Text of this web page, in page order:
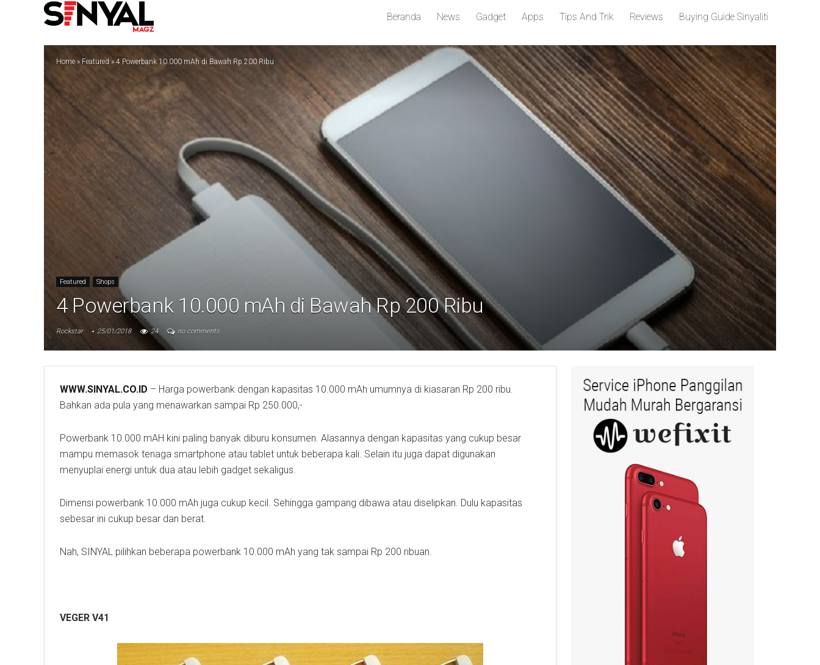
Beranda News Gadget Apps Tips And Trik Reviews Buying Guide Sinyaliti
Home » Featured » 4 Powerbank 10.000 mAh di Bawah Rp 200 Ribu
Featured Shops
4 Powerbank 10.000 mAh di Bawah Rp 200 Ribu
Rockstar 25/01/2018 24 no comments
WWW.SINYAL.CO.ID – Harga powerbank dengan kapasitas 10.000 mAh umumnya di kiasaran Rp 200 ribu.
Bahkan ada pula yang menawarkan sampai Rp 250.000,-
Powerbank 10.000 mAH kini paling banyak diburu konsumen. Alasannya dengan kapasitas yang cukup besar
mampu memasok tenaga smartphone atau tablet untuk beberapa kali. Selain itu juga dapat digunakan
menyuplai energi untuk dua atau lebih gadget sekaligus.
Dimensi powerbank 10.000 mAh juga cukup kecil. Sehingga gampang dibawa atau diselipkan. Dulu kapasitas
sebesar ini cukup besar dan berat.
Nah, SINYAL pilihkan beberapa powerbank 10.000 mAh yang tak sampai Rp 200 ribuan.
VEGER V41